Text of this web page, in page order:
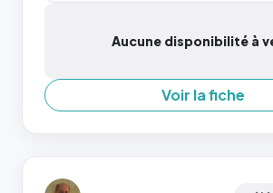
Aucune disponibilité à
Voir la fiche